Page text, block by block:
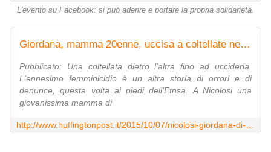
L'evento su Facebook: si può aderire e portare la propria solidarietà.
Giordana, mamma 20enne, uccisa a coltellate nella sua auto. Aveva denunciato il convivente per stalking
Pubblicato: Una coltellata dietro l'altra fino ad ucciderla.
L'ennesimo femminicidio è un altra storia di orrori e di
denunce, questa volta ai piedi dell'Etnsa. A Nicolosi una
giovanissima mamma di